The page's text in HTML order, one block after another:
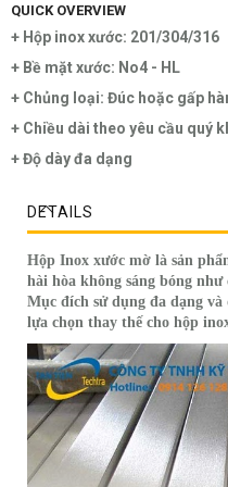
QUICK OVERVIEW
+ Hộp inox xước: 201/304/316
+ Bề mặt xước: No4 - HL
+ Chủng loại: Đúc hoặc gấp
+ Chiều dài theo yêu cầu quý
+ Độ dày đa dạng
DETAILS
Hộp Inox xước mờ là sản
hài hòa không sáng bóng
Mục đích sử dụng đa dạng
lựa chọn thay thế cho hộp